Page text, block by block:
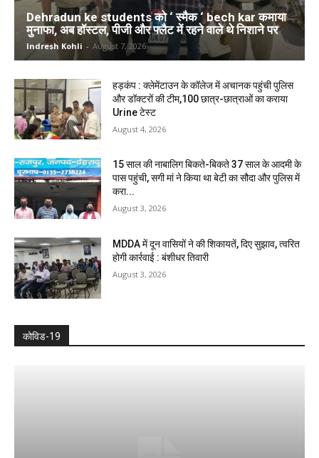
Dehradun ke students को ‘ स्मैक ‘ bech kar कमाया
मुनाफा, अब हॉस्टल, पीजी और फ्लैट में रहने वाले थे निशाने पर
Indresh Kohli - August 7, 2026
हड़कंप : क्लेमेंटाउन के कॉलेज में अचानक पहुंची पुलिस
और डॉक्टरों की टीम,100 छात्र-छात्राओं का कराया
Urine टेस्ट
August 4, 2026
15 साल की नाबालिग बिकते-बिकते 37 साल के आदमी के
पास पहुंची, सगी मां ने किया था बेटी का सौदा और पुलिस में
करा...
August 3, 2026
MDDA में दून वासियों ने की शिकायतें, दिए सुझाव, त्वरित
होगी कार्रवाई : बंशीधर तिवारी
August 3, 2026
कोविड-19